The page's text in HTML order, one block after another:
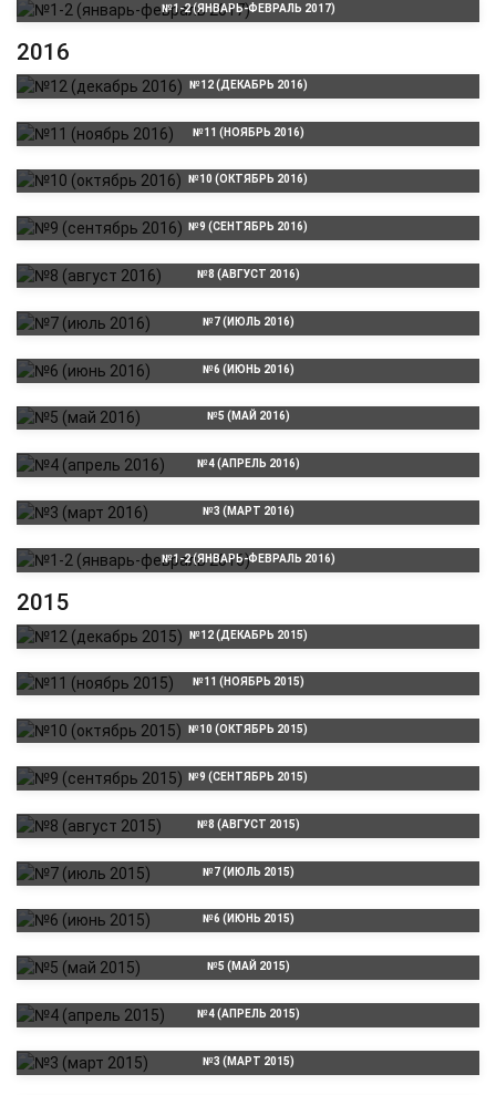
№1-2 (ЯНВАРЬ-ФЕВРАЛЬ 2017)
2016
№12 (ДЕКАБРЬ 2016)
№11 (НОЯБРЬ 2016)
№10 (ОКТЯБРЬ 2016)
№9 (СЕНТЯБРЬ 2016)
№8 (АВГУСТ 2016)
№7 (ИЮЛЬ 2016)
№6 (ИЮНЬ 2016)
№5 (МАЙ 2016)
№4 (АПРЕЛЬ 2016)
№3 (МАРТ 2016)
№1-2 (ЯНВАРЬ-ФЕВРАЛЬ 2016)
2015
№12 (ДЕКАБРЬ 2015)
№11 (НОЯБРЬ 2015)
№10 (ОКТЯБРЬ 2015)
№9 (СЕНТЯБРЬ 2015)
№8 (АВГУСТ 2015)
№7 (ИЮЛЬ 2015)
№6 (ИЮНЬ 2015)
№5 (МАЙ 2015)
№4 (АПРЕЛЬ 2015)
№3 (МАРТ 2015)